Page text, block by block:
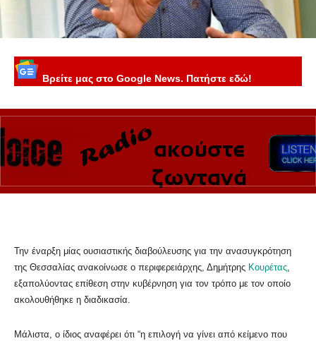
Βρείτε μας στο Google News. Πατήστε εδώ!
Την έναρξη μίας ουσιαστικής διαβούλευσης για την ανασυγκρότηση
της Θεσσαλίας ανακοίνωσε ο περιφερειάρχης, Δημήτρης Κουρέτας,
εξαπολύοντας επίθεση στην κυβέρνηση για τον τρόπο με τον οποίο
ακολουθήθηκε η διαδικασία.
Μάλιστα, ο ίδιος αναφέρει ότι “η επιλογή να γίνει από κείμενο που